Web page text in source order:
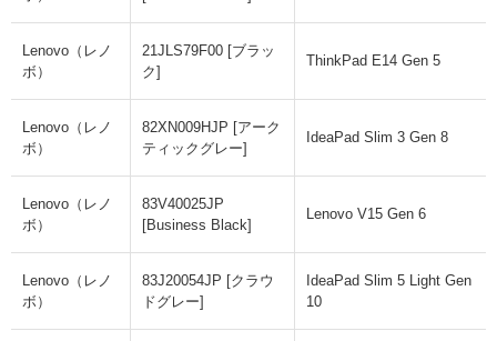
Lenovo（レノ
ボ）
21JLS79F00 [ブラッ
ク]
ThinkPad E14 Gen 5
Lenovo（レノ
ボ）
82XN009HJP [アーク
ティックグレー]
IdeaPad Slim 3 Gen 8
Lenovo（レノ
ボ）
83V40025JP
[Business Black]
Lenovo V15 Gen 6
Lenovo（レノ
ボ）
83J20054JP [クラウ
ドグレー]
IdeaPad Slim 5 Light Gen
10